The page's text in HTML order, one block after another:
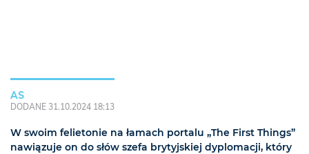
AS
DODANE 31.10.2024 18:13
W swoim felietonie na łamach portalu „The First Things”
nawiązuje on do słów szefa brytyjskiej dyplomacji, który